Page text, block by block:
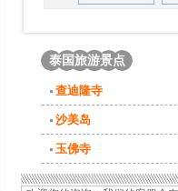
泰国旅游景点
查迪隆寺
沙美岛
玉佛寺